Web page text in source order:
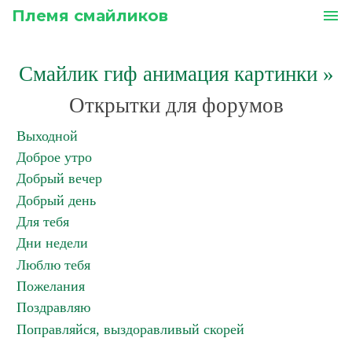
Племя смайликов menu
Смайлик гиф анимация картинки»
Открытки для форумов
Выходной
Доброе утро
Добрый вечер
Добрый день
Для тебя
Дни недели
Люблю тебя
Пожелания
Поздравляю
Поправляйся, выздоравливый скорей